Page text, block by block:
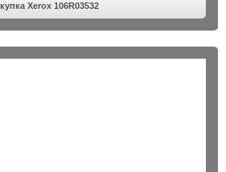
Xerox 106R03532